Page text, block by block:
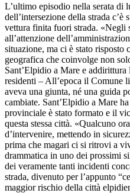
L’ultimo episodio nella serata di
dell’intersezione della strada c’è
vettura finita fuori strada. «Negli
all’attenzione
situazione, ma ci è stato risposto
geografica che coinvolge non
Sant’Elpidio a Mare e
residenti – All’epoca il Comune
aveva una giunta, né una guida
cambiate. Sant’Elpidio a Mare
provinciale è stato formato e il
questa stessa città. «Qualcuno
d’intervenire, mettendo in
prima che magari ci si ritrovi a
drammatica in uno dei prossimi
dei veramente tanti incidenti
strada, divenuto per l’appunto
maggior rischio della città